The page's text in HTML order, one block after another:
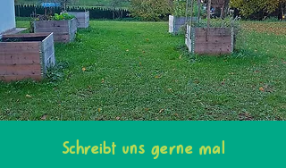
Schreibt uns gerne mal